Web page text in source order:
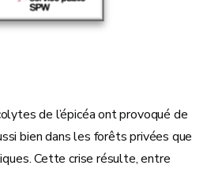
de l’épicéa ont provoqué de
bien dans les forêts privées que
Cette crise résulte, entre